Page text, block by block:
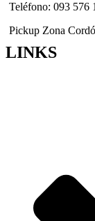
Teléfono: 093 576
Pickup Zona
LINKS